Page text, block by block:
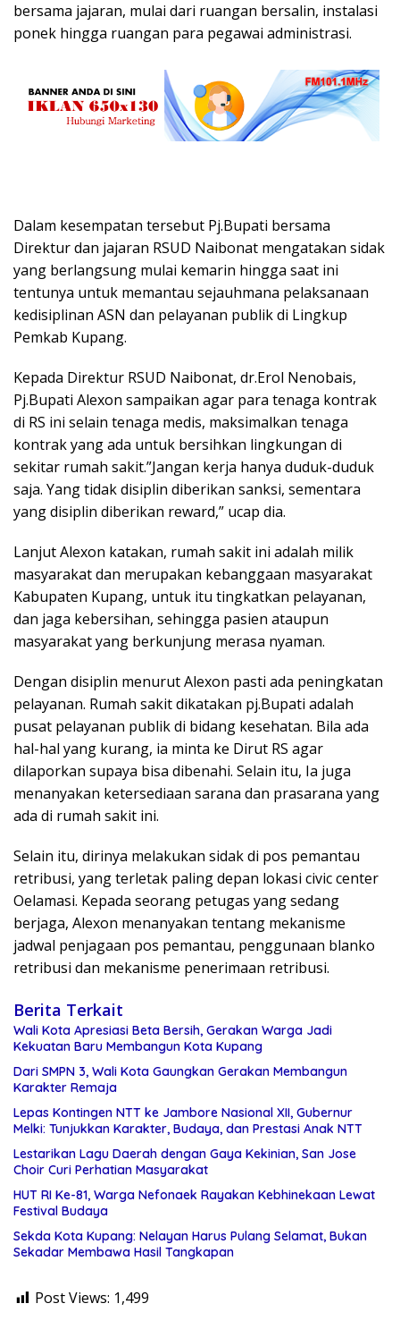
bersama jajaran, mulai dari ruangan bersalin, instalasi
ponek hingga ruangan para pegawai administrasi.
Dalam kesempatan tersebut Pj.Bupati bersama
Direktur dan jajaran RSUD Naibonat mengatakan sidak
yang berlangsung mulai kemarin hingga saat ini
tentunya untuk memantau sejauhmana pelaksanaan
kedisiplinan ASN dan pelayanan publik di Lingkup
Pemkab Kupang.
Kepada Direktur RSUD Naibonat, dr.Erol Nenobais,
Pj.Bupati Alexon sampaikan agar para tenaga kontrak
di RS ini selain tenaga medis, maksimalkan tenaga
kontrak yang ada untuk bersihkan lingkungan di
sekitar rumah sakit.”Jangan kerja hanya duduk-duduk
saja. Yang tidak disiplin diberikan sanksi, sementara
yang disiplin diberikan reward,” ucap dia.
Lanjut Alexon katakan, rumah sakit ini adalah milik
masyarakat dan merupakan kebanggaan masyarakat
Kabupaten Kupang, untuk itu tingkatkan pelayanan,
dan jaga kebersihan, sehingga pasien ataupun
masyarakat yang berkunjung merasa nyaman.
Dengan disiplin menurut Alexon pasti ada peningkatan
pelayanan. Rumah sakit dikatakan pj.Bupati adalah
pusat pelayanan publik di bidang kesehatan. Bila ada
hal-hal yang kurang, ia minta ke Dirut RS agar
dilaporkan supaya bisa dibenahi. Selain itu, Ia juga
menanyakan ketersediaan sarana dan prasarana yang
ada di rumah sakit ini.
Selain itu, dirinya melakukan sidak di pos pemantau
retribusi, yang terletak paling depan lokasi civic center
Oelamasi. Kepada seorang petugas yang sedang
berjaga, Alexon menanyakan tentang mekanisme
jadwal penjagaan pos pemantau, penggunaan blanko
retribusi dan mekanisme penerimaan retribusi.
Berita Terkait
Wali Kota Apresiasi Beta Bersih, Gerakan Warga Jadi
Kekuatan Baru Membangun Kota Kupang
Dari SMPN 3, Wali Kota Gaungkan Gerakan Membangun
Karakter Remaja
Lepas Kontingen NTT ke Jambore Nasional XII, Gubernur
Melki: Tunjukkan Karakter, Budaya, dan Prestasi Anak NTT
Lestarikan Lagu Daerah dengan Gaya Kekinian, San Jose
Choir Curi Perhatian Masyarakat
HUT RI Ke-81, Warga Nefonaek Rayakan Kebhinekaan Lewat
Festival Budaya
Sekda Kota Kupang: Nelayan Harus Pulang Selamat, Bukan
Sekadar Membawa Hasil Tangkapan
Post Views: 1,499